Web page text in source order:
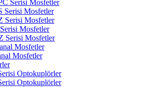
Serisi Mosfetler
Serisi Mosfetler
Serisi Mosfetler
Mosfetler
Serisi Mosfetler
Mosfetler
Mosfetler
Optokuplörler
Optokuplörler